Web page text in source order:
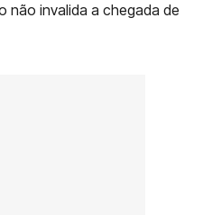
não invalida a chegada de